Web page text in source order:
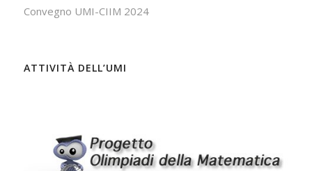
Convegno UMI-CIIM 2024
ATTIVITÀ DELL’UMI